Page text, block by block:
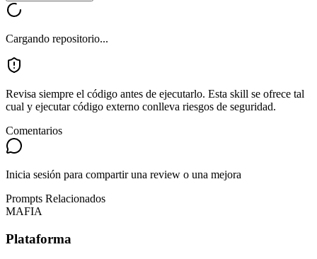
Cargando repositorio...
Revisa siempre el código antes de ejecutarlo. Esta skill se ofrece tal
cual y ejecutar código externo conlleva riesgos de seguridad.
Comentarios
Inicia sesión para compartir una review o una mejora
Prompts Relacionados
MAFIA
Plataforma